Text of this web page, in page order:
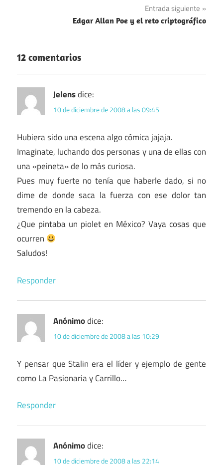
Entrada siguiente
Edgar Allan Poe y el reto criptográfico
12 comentarios
Jelensdice:
10 de diciembre de 2008 a las 09:45
Hubiera sido una escena algo cómica jajaja.
Imaginate, luchando dos personas y una de ellas con
una «peineta» de lo más curiosa.
Pues muy fuerte no tenía que haberle dado, si no
dime de donde saca la fuerza con ese dolor tan
tremendo en la cabeza.
¿Que pintaba un piolet en México? Vaya cosas que
ocurren
Saludos!
Responder
Anónimodice:
10 de diciembre de 2008 a las 10:29
Y pensar que Stalin era el líder y ejemplo de gente
como La Pasionaria y Carrillo…
Responder
Anónimodice:
10 de diciembre de 2008 a las 22:14